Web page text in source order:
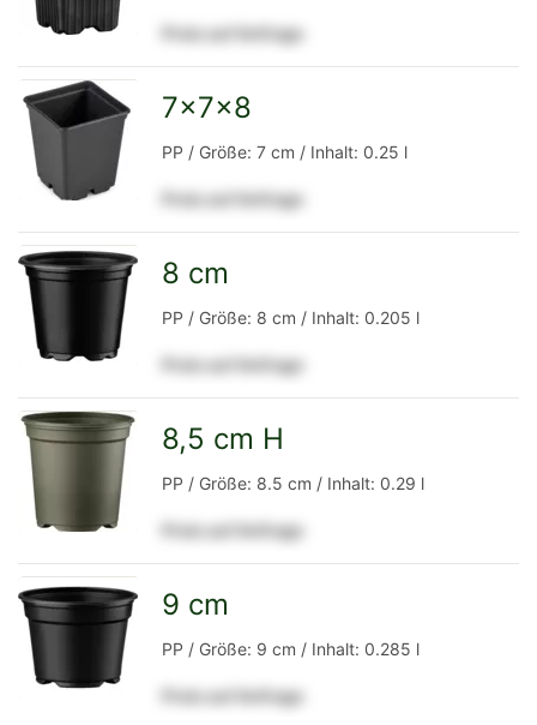
Detailseite
Preis auf Anfrage
Detailseite
7x7x8
PP / Größe: 7 cm / Inhalt: 0.25 l
Preis auf Anfrage
Detailseite
8 cm
PP / Größe: 8 cm / Inhalt: 0.205 l
Preis auf Anfrage
Detailseite
8,5 cm H
PP / Größe: 8.5 cm / Inhalt: 0.29 l
Preis auf Anfrage
9 cm
PP / Größe: 9 cm / Inhalt: 0.285 l
Preis auf Anfrage